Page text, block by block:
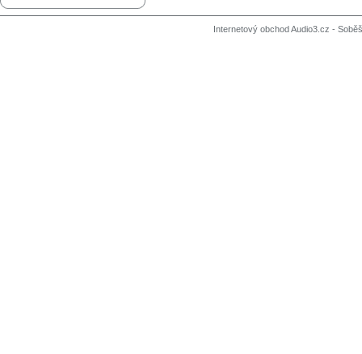
Internetový obchod Audio3.cz -